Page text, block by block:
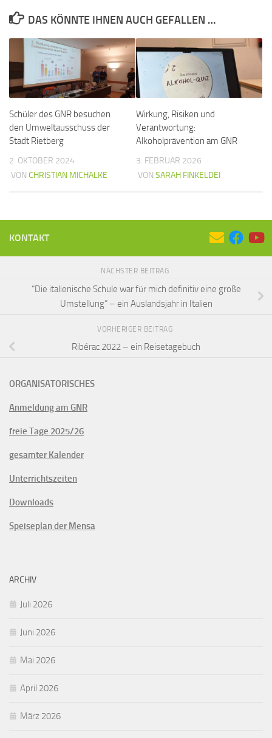
DAS KÖNNTE IHNEN AUCH GEFALLEN …
Schüler des GNR besuchen
den Umweltausschuss der
Stadt Rietberg
2. OKTOBER 2024
VON CHRISTIAN MICHALKE
Wirkung, Risiken und
Verantwortung:
Alkoholprävention am GNR
3. FEBRUAR 2026
VON SARAH FINKELDEI
KONTAKT
NÄCHSTER BEITRAG
“Die italienische Schule war für mich definitiv eine große
Umstellung” – ein Auslandsjahr in Italien
VORHERIGER BEITRAG
Ribérac 2022 – ein Reisetagebuch
ORGANISATORISCHES
Anmeldung am GNR
freie Tage 2025/26
gesamter Kalender
Unterrichtszeiten
Downloads
Speiseplan der Mensa
ARCHIV
Juli 2026
Juni 2026
Mai 2026
April 2026
März 2026